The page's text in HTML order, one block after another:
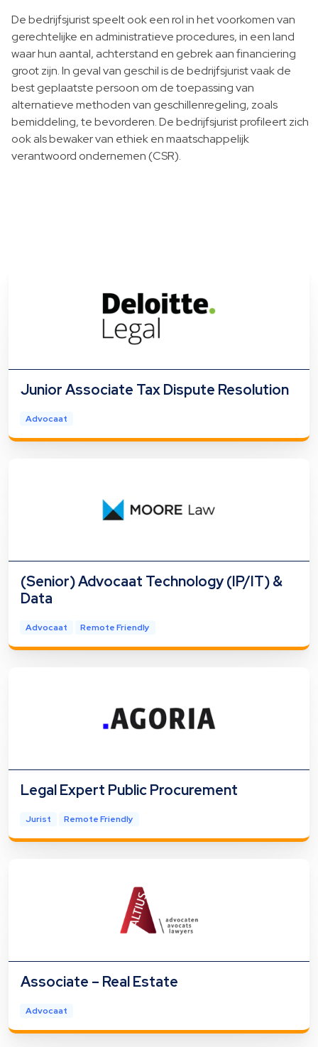
De bedrijfsjurist speelt ook een rol in het voorkomen van
gerechtelijke en administratieve procedures, in een land
waar hun aantal, achterstand en gebrek aan financiering
groot zijn. In geval van geschil is de bedrijfsjurist vaak de
best geplaatste persoon om de toepassing van
alternatieve methoden van geschillenregeling, zoals
bemiddeling, te bevorderen. De bedrijfsjurist profileert zich
ook als bewaker van ethiek en maatschappelijk
verantwoord ondernemen (CSR).
Junior Associate Tax Dispute Resolution
Advocaat
(Senior) Advocaat Technology (IP/IT) &
Data
Advocaat Remote Friendly
Legal Expert Public Procurement
Jurist Remote Friendly
Associate – Real Estate
Advocaat